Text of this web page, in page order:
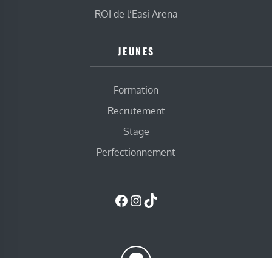
ROI de l’Easi Arena
JEUNES
Formation
Recrutement
Stage
Perfectionnement
Facebook
Instagram
TikTok